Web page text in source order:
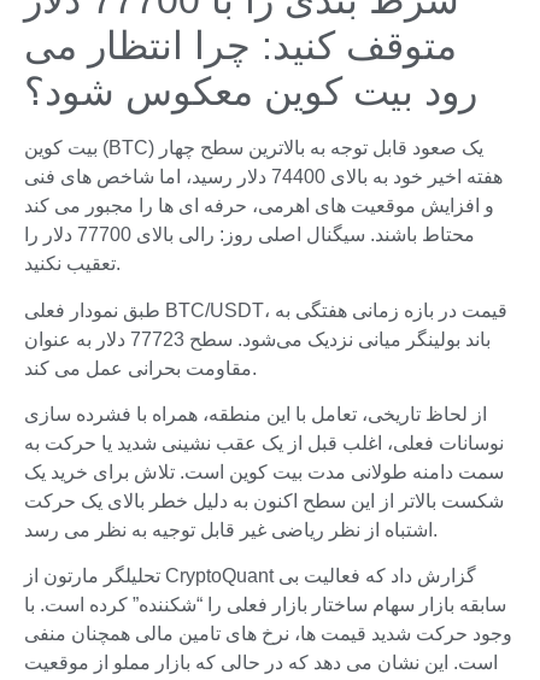
متوقف کنید: چرا انتظار می
رود بیت کوین معکوس شود؟
بیت کوین (BTC) یک صعود قابل توجه به بالاترین سطح چهار
هفته اخیر خود به بالای 74400 دلار رسید، اما شاخص های فنی
و افزایش موقعیت های اهرمی، حرفه ای ها را مجبور می کند
محتاط باشند. سیگنال اصلی روز: رالی بالای 77700 دلار را
تعقیب نکنید.
طبق نمودار فعلی BTC/USDT، قیمت در بازه زمانی هفتگی به
باند بولینگر میانی نزدیک می‌شود. سطح 77723 دلار به عنوان
مقاومت بحرانی عمل می کند.
از لحاظ تاریخی، تعامل با این منطقه، همراه با فشرده سازی
نوسانات فعلی، اغلب قبل از یک عقب نشینی شدید یا حرکت به
سمت دامنه طولانی مدت بیت کوین است. تلاش برای خرید یک
شکست بالاتر از این سطح اکنون به دلیل خطر بالای یک حرکت
اشتباه از نظر ریاضی غیر قابل توجیه به نظر می رسد.
تحلیلگر مارتون از CryptoQuant گزارش داد که فعالیت بی
سابقه بازار سهام ساختار بازار فعلی را “شکننده” کرده است. با
وجود حرکت شدید قیمت ها، نرخ های تامین مالی همچنان منفی
است. این نشان می دهد که در حالی که بازار مملو از موقعیت